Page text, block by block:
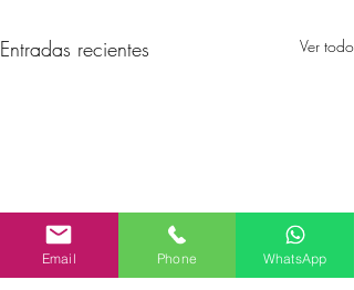
Entradas recientes Ver todo
Email Phone WhatsApp